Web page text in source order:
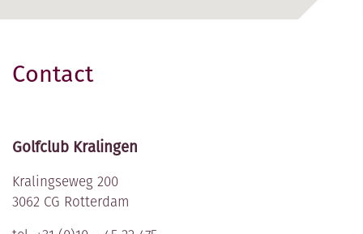
LIDMAATSCHAP EN HANDICAPREGISTRATIE
PROGRAMMA
RDAMS GOLF OPEN
RESTAURANT
Contact
Golfclub Kralingen
Kralingseweg 200
3062 CG Rotterdam